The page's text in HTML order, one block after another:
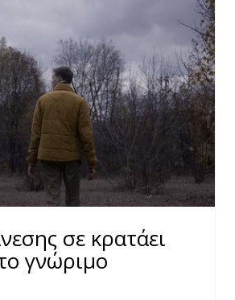
σε κρατάει
γνώριμο